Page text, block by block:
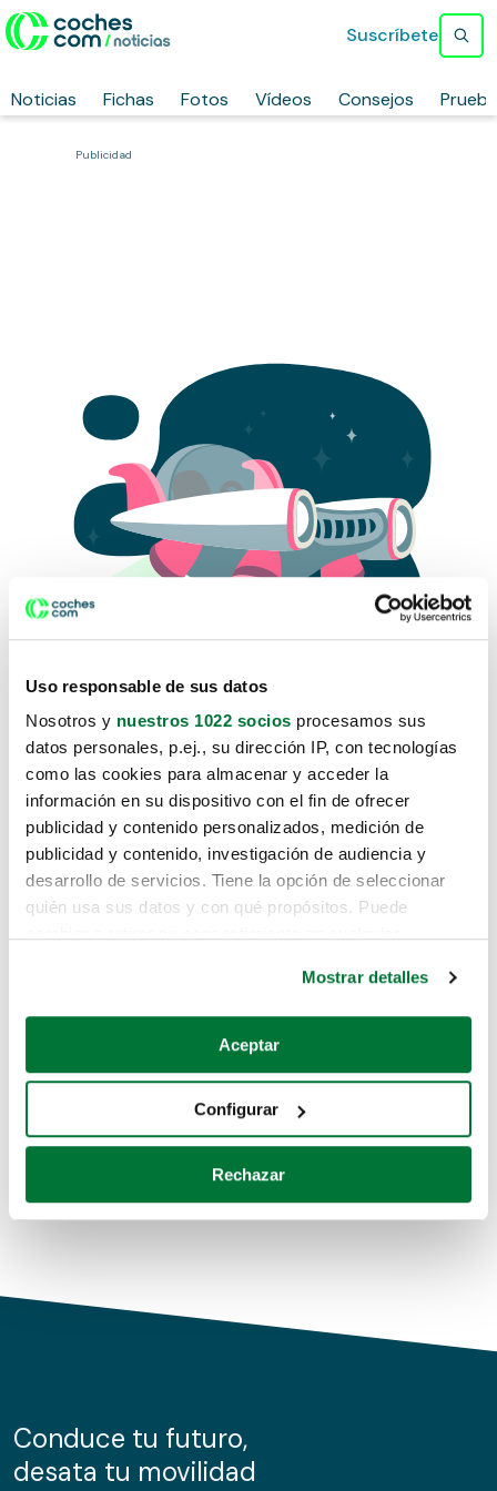
Uso responsable de sus datos
Nosotros y nuestros 1022 socios procesamos sus
datos personales, p.ej., su dirección IP, con tecnologías
como las cookies para almacenar y acceder la
información en su dispositivo con el fin de ofrecer
publicidad y contenido personalizados, medición de
publicidad y contenido, investigación de audiencia y
desarrollo de servicios. Tiene la opción de seleccionar
quién usa sus datos y con qué propósitos. Puede
Si lo permite, también quisiéramos:
Recopilar información sobre su ubicación geográfica
Identificar su dispositivo analizándolo activamente
para buscar características específicas (huellas
Obtenga más información sobre cómo se procesan sus
de cookies.
información sobre el uso que haga del sitio web con
nuestros partners de redes sociales, publicidad y análisis
Mostrar detalles
Aceptar
Configurar
Rechazar
Noticias Fichas Fotos Vídeos Consejos
Suscríbete
Publicidad
Lo sentimos, no sabemos como
te hemos traido hasta aquí.
Pero puedes encontrar el coche que estás
buscando en alguno de estos enlaces:
Coches de segunda mano
Coches de km0
Conduce tu futuro,
desata tu movilidad